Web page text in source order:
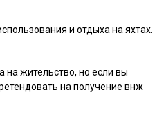
и отдыха на яхтах.
на жительство, но если вы
на получение внж